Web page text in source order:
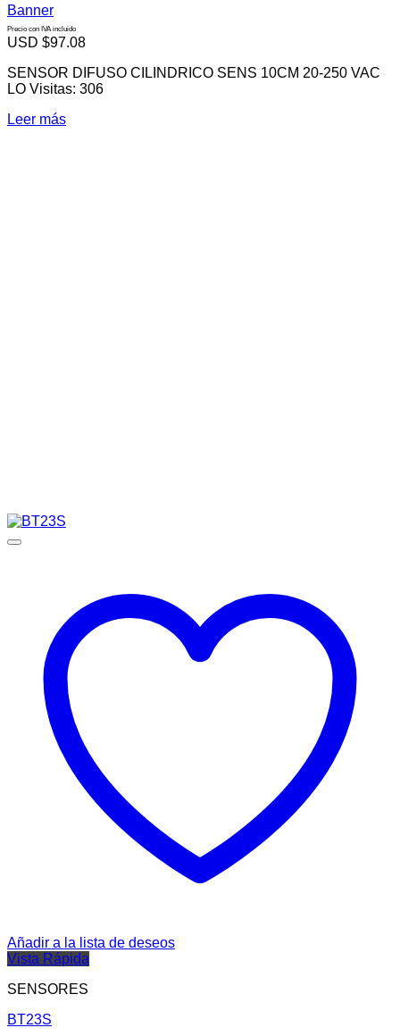
Banner
Precio con IVA incluido
USD $97.08
SENSOR DIFUSO CILINDRICO SENS 10CM 20-250 VAC
LO Visitas: 306
Leer más
Añadir a la lista de deseos
Vista Rápida
SENSORES
BT23S